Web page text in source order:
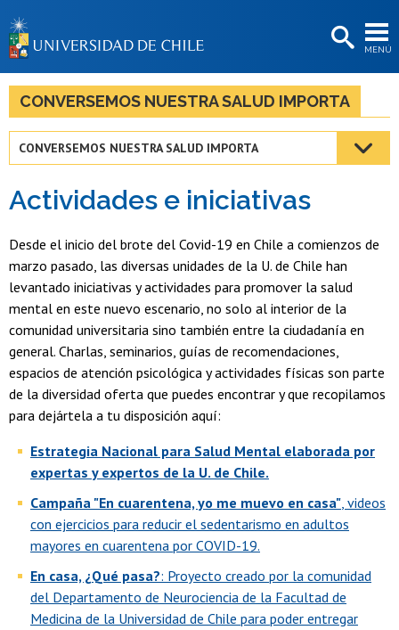
MENÚ
BIBLIOTECAS
LA UNIVERSIDAD
Estudiantes
Académicas/os
Funcionarias/os
Egresadas/os
CONVERSEMOS NUESTRA SALUD IMPORTA
CONVERSEMOS NUESTRA SALUD IMPORTA
Actividades e iniciativas
Desde el inicio del brote del Covid-19 en Chile a comienzos de
marzo pasado, las diversas unidades de la U. de Chile han
levantado iniciativas y actividades para promover la salud
mental en este nuevo escenario, no solo al interior de la
comunidad universitaria sino también entre la ciudadanía en
general. Charlas, seminarios, guías de recomendaciones,
espacios de atención psicológica y actividades físicas son parte
de la diversidad oferta que puedes encontrar y que recopilamos
para dejártela a tu disposición aquí:
Estrategia Nacional para Salud Mental elaborada por
expertas y expertos de la U. de Chile.
Campaña "En cuarentena, yo me muevo en casa", videos
con ejercicios para reducir el sedentarismo en adultos
mayores en cuarentena por COVID-19.
En casa, ¿Qué pasa?: Proyecto creado por la comunidad
del Departamento de Neurociencia de la Facultad de
Medicina de la Universidad de Chile para poder entregar